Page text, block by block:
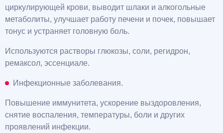
циркулирующей крови, выводит шлаки и алкогольные
метаболиты, улучшает работу печени и почек, повышает
тонус и устраняет головную боль.
Используются растворы глюкозы, соли, регидрон,
ремаксол, эссенциале.
Инфекционные заболевания.
Повышение иммунитета, ускорение выздоровления,
снятие воспаления, температуры, боли и других
проявлений инфекции.